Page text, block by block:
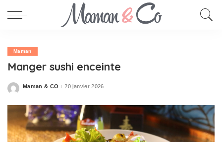
Maman
Manger sushi enceinte
Posted
Maman & CO 20 janvier 2026